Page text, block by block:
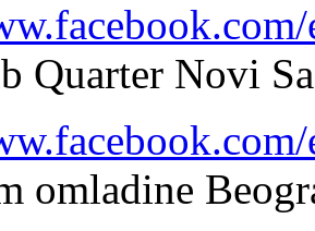
Quarter Novi
omladine